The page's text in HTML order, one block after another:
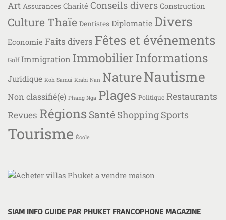
Art Assurances Charité Conseils divers Construction
Culture Thaïe Dentistes Diplomatie Divers
Economie Faits divers Fêtes et événements
Golf Immigration Immobilier Informations
Juridique Koh Samui Krabi Nan NatureNautisme
Non classifié(e) Phang Nga Plages Politique Restaurants
Revues Régions Santé Shopping Sports
Tourisme École
SIAM INFO GUIDE PAR PHUKET FRANCOPHONE MAGAZINE